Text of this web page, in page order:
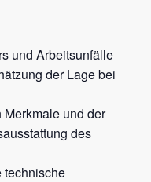
und Arbeitsunfälle
der Lage bei
und der
des
technische